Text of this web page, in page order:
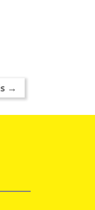
→